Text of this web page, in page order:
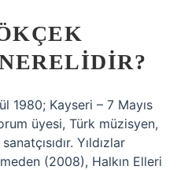
1980; Kayseri – 7 Mayıs
üyesi, Türk müzisyen,
Yıldızlar
(2008), Halkın Elleri